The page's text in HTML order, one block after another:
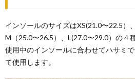
インソールのサイズはXS(21.0〜22.5）
M（25.0〜26.5）、L(27.0〜29.0）の４種
使用中のインソールに合わせてハサミ
て使用します。